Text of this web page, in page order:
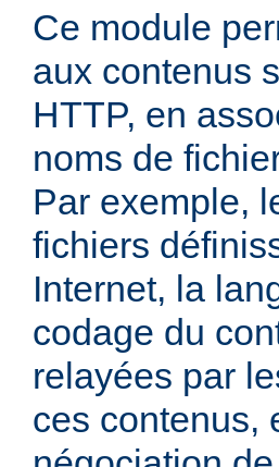
Ce module
aux contenus
HTTP, en
noms de
Par exemple,
fichiers
Internet, la
codage du
relayées par
ces contenus,